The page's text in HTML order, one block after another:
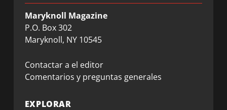
Maryknoll Magazine
P.O. Box 302
Maryknoll, NY 10545
Contactar a el editor
Comentarios y preguntas generales
EXPLORAR